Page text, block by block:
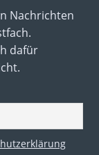
Nachrichten
dafür